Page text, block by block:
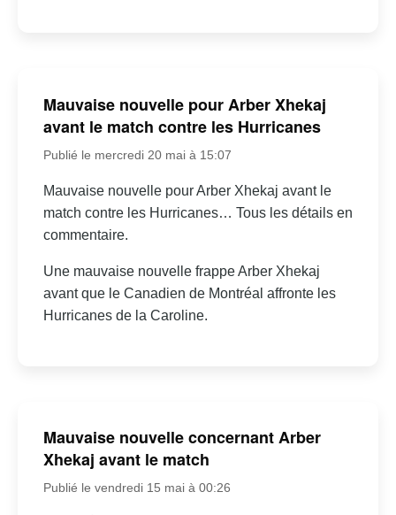
Mauvaise nouvelle pour Arber Xhekaj
avant le match contre les Hurricanes
Publié le mercredi 20 mai à 15:07
Mauvaise nouvelle pour Arber Xhekaj avant le
match contre les Hurricanes… Tous les détails en
commentaire.
Une mauvaise nouvelle frappe Arber Xhekaj
avant que le Canadien de Montréal affronte les
Hurricanes de la Caroline.
Mauvaise nouvelle concernant Arber
Xhekaj avant le match
Publié le vendredi 15 mai à 00:26